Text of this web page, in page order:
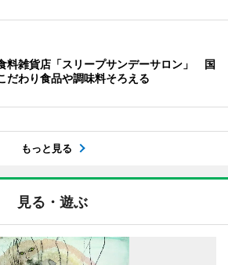
料雑貨店「スリープサンデーサロン」 国
だわり食品や調味料そろえる
もっと見る
見る・遊ぶ